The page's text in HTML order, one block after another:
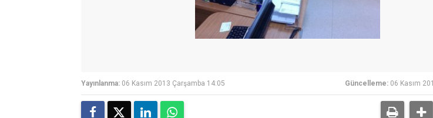
Yayınlanma: 06 Kasım 2013 Çarşamba 14:05 Güncelleme: 06 Kasım